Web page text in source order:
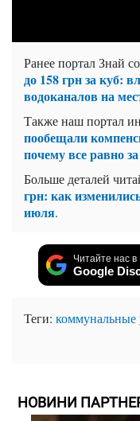
Ранее портал Знай
до 158 грн за куб:
водоканалов на
Также наш портал
пообещали
почему все равно
Больше деталей
грн: как
июля.
Читайте нас в
Google
Теги: коммунальные
НОВИНИ